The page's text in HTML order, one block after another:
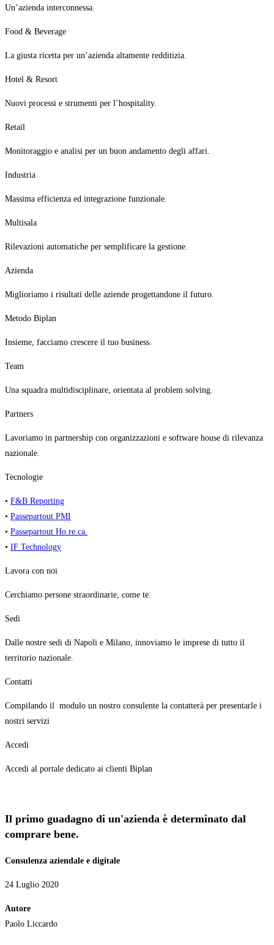
Un’azienda interconnessa.
Food & Beverage
La giusta ricetta per un’azienda altamente redditizia.
Hotel & Resort
Nuovi processi e strumenti per l’hospitality.
Retail
Monitoraggio e analisi per un buon andamento degli affari.
Industria
Massima efficienza ed integrazione funzionale.
Multisala
Rilevazioni automatiche per semplificare la gestione.
Azienda
Miglioriamo i risultati delle aziende progettandone il futuro.
Metodo Biplan
Insieme, facciamo crescere il tuo business.
Team
Una squadra multidisciplinare, orientata al problem solving.
Partners
Lavoriamo in partnership con organizzazioni e software house di rilevanza
nazionale.
Tecnologie
• F&B Reporting
• Passepartout PMI
• Passepartout Ho.re.ca.
• IF Technology
Lavora con noi
Cerchiamo persone straordinarie, come te.
Sedi
Dalle nostre sedi di Napoli e Milano, innoviamo le imprese di tutto il
territorio nazionale.
Contatti
Compilando il modulo un nostro consulente la contatterà per presentarle i
nostri servizi
Accedi
Accedi al portale dedicato ai clienti Biplan
Il primo guadagno di un'azienda è determinato dal
comprare bene.
Consulenza aziendale e digitale
24 Luglio 2020
Autore
Paolo Liccardo